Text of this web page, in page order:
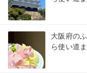
大阪府の
ら使い道